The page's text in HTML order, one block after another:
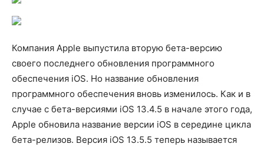
Компания Apple выпустила вторую бета-версию
своего последнего обновления программного
обеспечения iOS. Но название обновления
программного обеспечения вновь изменилось. Как и в
случае с бета-версиями iOS 13.4.5 в начале этого года,
Apple обновила название версии iOS в середине цикла
бета-релизов. Версия iOS 13.5.5 теперь называется